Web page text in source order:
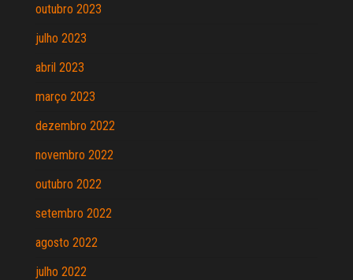
outubro 2023
julho 2023
abril 2023
março 2023
dezembro 2022
novembro 2022
outubro 2022
setembro 2022
agosto 2022
julho 2022